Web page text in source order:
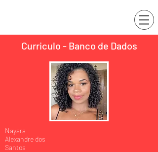
Curriculo - Banco de Dados
Nayara
Alexandre dos
Santos